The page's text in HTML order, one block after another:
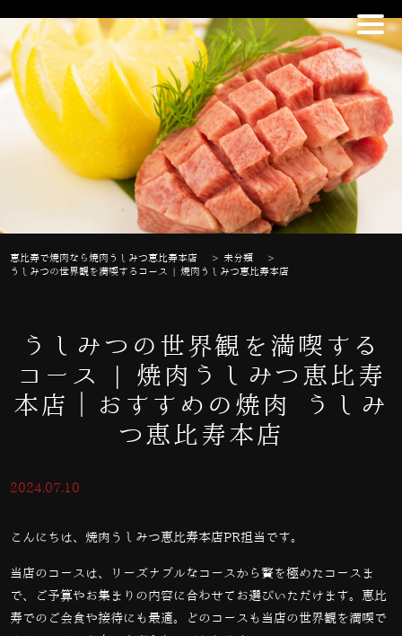
恵比寿で焼肉なら焼肉うしみつ恵比寿本店 >未分類
>
うしみつの世界観を満喫するコース | 焼肉うしみつ恵比寿本店
うしみつの世界観を満喫する
コース | 焼肉うしみつ恵比寿
本店｜おすすめの焼肉 うしみ
つ恵比寿本店
2024.07.10
こんにちは、焼肉うしみつ恵比寿本店PR担当です。
当店のコースは、リーズナブルなコースから贅を極めたコースま
で、ご予算やお集まりの内容に合わせてお選びいただけます。恵比
寿でのご会食や接待にも最適。どのコースも当店の世界観を満喫で